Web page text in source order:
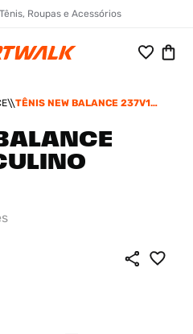
Roupas e Acessórios
TÊNIS NEW BALANCE 237V1